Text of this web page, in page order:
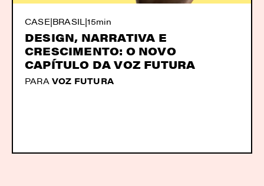
CASE|BRASIL |15min
DESIGN, NARRATIVA E
CRESCIMENTO: O NOVO
CAPÍTULO DA VOZ FUTURA
PARA VOZ FUTURA